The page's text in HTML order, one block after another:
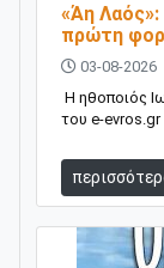
«Άη
πρώτη
03-08-2026
Η ηθοποιός
του e-